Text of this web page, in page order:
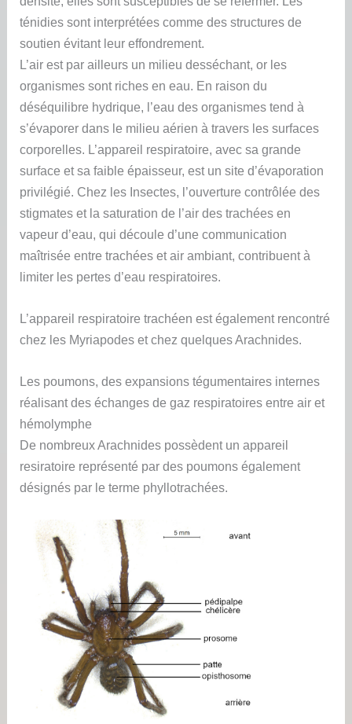
ténidies sont interprétées comme des structures de
soutien évitant leur effondrement.
L’air est par ailleurs un milieu desséchant, or les
organismes sont riches en eau. En raison du
déséquilibre hydrique, l’eau des organismes tend à
s’évaporer dans le milieu aérien à travers les surfaces
corporelles. L’appareil respiratoire, avec sa grande
surface et sa faible épaisseur, est un site d’évaporation
privilégié. Chez les Insectes, l’ouverture contrôlée des
stigmates et la saturation de l’air des trachées en
vapeur d’eau, qui découle d’une communication
maîtrisée entre trachées et air ambiant, contribuent à
limiter les pertes d’eau respiratoires.
L’appareil respiratoire trachéen est également rencontré
chez les Myriapodes et chez quelques Arachnides.
Les poumons, des expansions tégumentaires internes
réalisant des échanges de gaz respiratoires entre air et
hémolymphe
De nombreux Arachnides possèdent un appareil
resiratoire représenté par des poumons également
désignés par le terme phyllotrachées.